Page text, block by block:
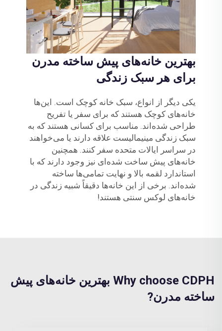
بهترین خانه‌های پیش ساخته مدرن
برای هر سبک زندگی
یکی دیگر از انواع، سبک خانه کوچک است. این‌ها
خانه‌های کوچک هستند که برای سفر یا تفریح
طراحی شده‌اند. مناسب برای کسانی هستند که به
سبک زندگی مینیمالیست علاقه دارند یا می‌خواهند
در سراسر ایالات متحده سفر کنند. همچنین
خانه‌های پیش ساخت شده‌ای نیز وجود دارند که با
استاندارد لقمه بالا و نهایت تمامی‌ها ساخته
شده‌اند. برخی از این خانه‌ها دقیقاً شبیه زندگی در
خانه‌های لوکس سنتی هستند!
Why choose CDPH بهترین خانه‌های پیش
ساخته مدرن?